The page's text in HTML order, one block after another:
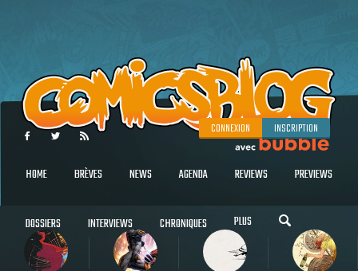
CONNEXION INSCRIPTION
HOME BRÈVES NEWS AGENDA REVIEWS PREVIEWS
DOSSIERS INTERVIEWS CHRONIQUES PLUS